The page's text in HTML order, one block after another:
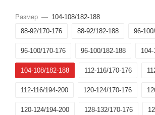
Размер — 104-108/182-188
88-92/170-176
88-92/182-188 96-
96-100/170-176 96-100/182-188
104-108/182-188 112-116/170-176
112-116/194-200 120-124/170-176
120-124/194-200 128-132/170-176